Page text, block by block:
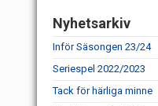
Nyhetsarkiv
Inför Säsongen 23/24
Seriespel 2022/2023
Tack för härliga minne